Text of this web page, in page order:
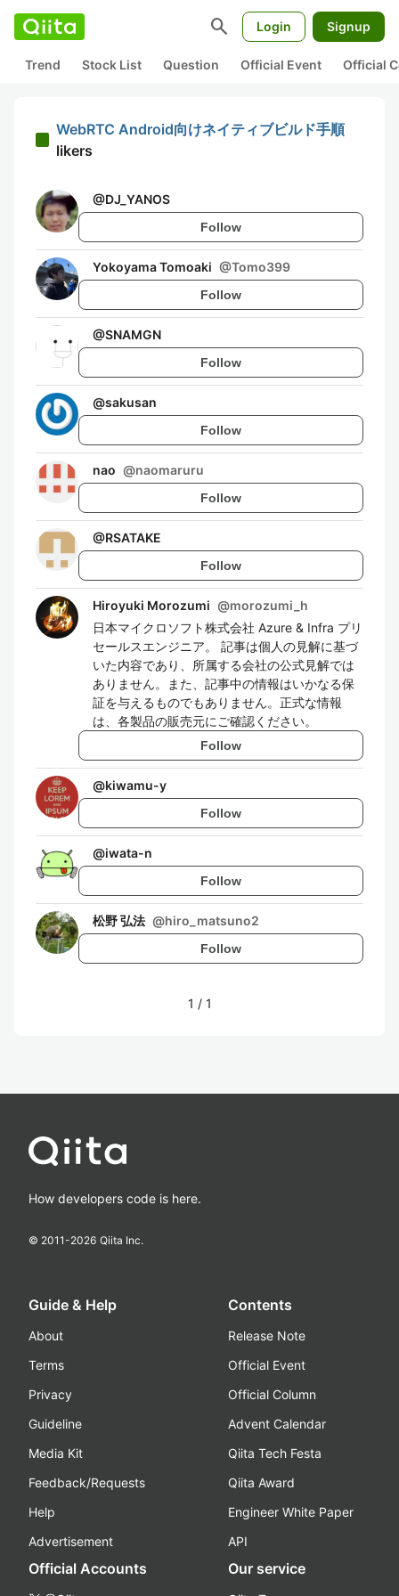
search Login Signup
Trend Stock List Question Official Event Official
WebRTC Android向けネイティブビルド手順
likers
@DJ_YANOS
Follow
Yokoyama Tomoaki @Tomo399
Follow
@SNAMGN
Follow
@sakusan
Follow
nao @naomaruru
Follow
@RSATAKE
Follow
Hiroyuki Morozumi @morozumi_h
日本マイクロソフト株式会社 Azure & Infra プリ
セールスエンジニア。 記事は個人の見解に基づ
いた内容であり、所属する会社の公式見解では
ありません。また、記事中の情報はいかなる保
証を与えるものでもありません。正式な情報
は、各製品の販売元にご確認ください。
Follow
@kiwamu-y
Follow
@iwata-n
Follow
松野 弘法 @hiro_matsuno2
Follow
1 / 1
How developers code is here.
© 2011-2026 Qiita Inc.
Guide & Help
About
Terms
Privacy
Guideline
Media Kit
Feedback/Requests
Help
Advertisement
Contents
Release Note
Official Event
Official Column
Advent Calendar
Qiita Tech Festa
Qiita Award
Engineer White Paper
API
Official Accounts Our service